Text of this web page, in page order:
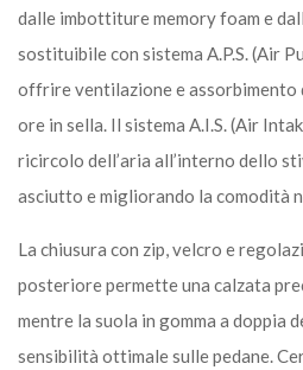
dalle imbottiture memory foam e
sostituibile con sistema A.P.S. (Air
offrire ventilazione e assorbimento
ore in sella. Il sistema A.I.S. (Air
ricircolo dell’aria all’interno dello
asciutto e migliorando la comodità
La chiusura con zip, velcro e
posteriore permette una calzata
mentre la suola in gomma a doppia
sensibilità ottimale sulle pedane.